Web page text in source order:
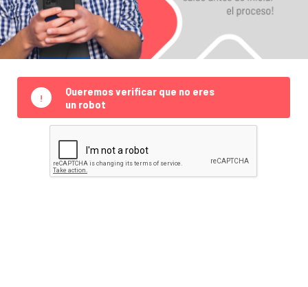
!
Queremos verificar que no eres
un robot